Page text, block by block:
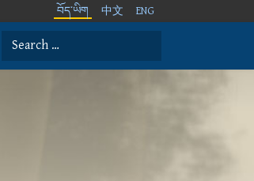
བོད་ཡིག 中文 ENG
Search
Type 2 or more characters for results.